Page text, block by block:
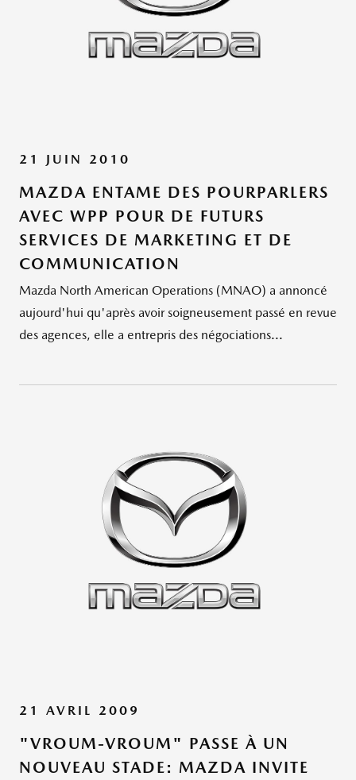
21 JUIN 2010
MAZDA ENTAME DES POURPARLERS
AVEC WPP POUR DE FUTURS
SERVICES DE MARKETING ET DE
COMMUNICATION
Mazda North American Operations (MNAO) a annoncé
aujourd'hui qu'après avoir soigneusement passé en revue
des agences, elle a entrepris des négociations...
21 AVRIL 2009
"VROUM-VROUM" PASSE À UN
NOUVEAU STADE: MAZDA INVITE